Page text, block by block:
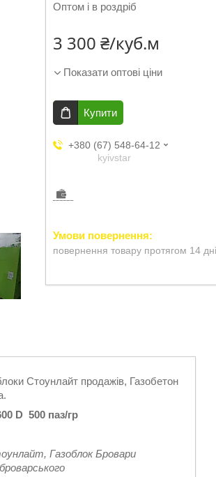
Оптом і в роздріб
3 300 ₴/куб.м
Показати оптові ціни
Купити
+380 (67) 548-64-12
kyivstar
повернення товару протягом 14
Стоунлайт продажів, Газобетон
D 500 паз/гр
Газоблок Бровари